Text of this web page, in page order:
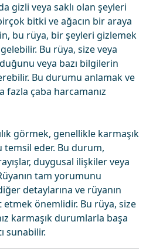
gizli veya saklı olan şeyleri
bitki ve ağacın bir araya
bu rüya, bir şeyleri gizlemek
Bu rüya, size veya
veya bazı bilgilerin
Bu durumu anlamak ve
fazla çaba harcamanız
görmek, genellikle karmaşık
eder. Bu durum,
duygusal ilişkiler veya
tam yorumunu
detaylarına ve rüyanın
önemlidir. Bu rüya, size
karmaşık durumlarla başa
sunabilir.